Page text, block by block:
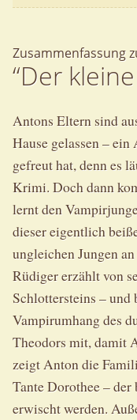
Zusammenfassung
“Der
Antons Eltern sind
Hause gelassen –
gefreut hat, denn es
Krimi. Doch dann
lernt den
dieser eigentlich
ungleichen Jungen
Rüdiger erzählt von
Schlottersteins –
Vampirumhang des
Theodors mit, damit
zeigt Anton die
Tante Dorothee –
erwischt werden.